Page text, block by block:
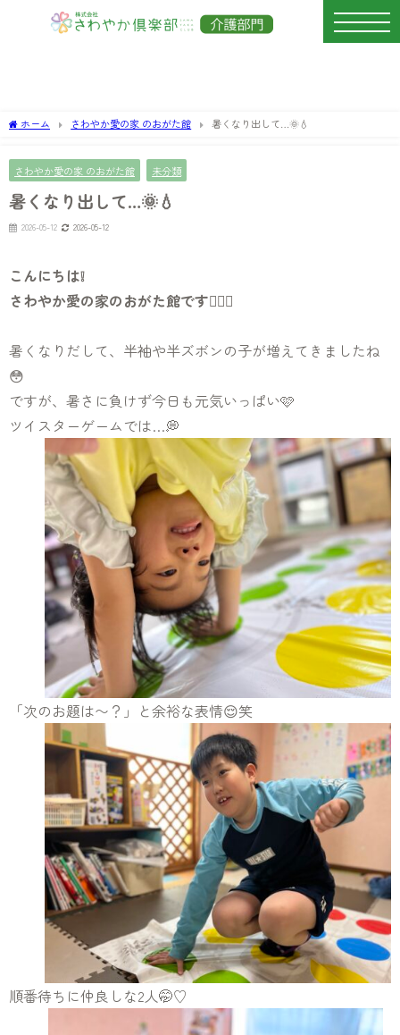
ホーム さわやか愛の家 のおがた館 暑くなり出して…🌞💧‬
さわやか愛の家 のおがた館 未分類
暑くなり出して…🌞💧‬
2026-05-12 2026-05-12
こんにちは❕
さわやか愛の家のおがた館です🧏🏻‍♀️
暑くなりだして、半袖や半ズボンの子が増えてきましたね
😳
ですが、暑さに負けず今日も元気いっぱい🩷
ツイスターゲームでは…💭
「次のお題は〜？」と余裕な表情😌笑
順番待ちに仲良しな2人🤭♡